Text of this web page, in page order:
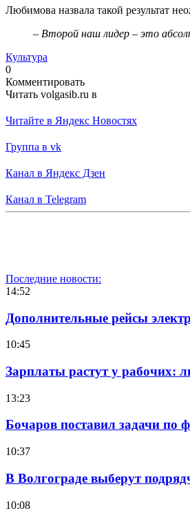
Любимова назвала такой результат
– Второй наш лидер – это
Культура
0
Комментировать
Читать volgasib.ru в
Читайте в Яндекс Новостях
Группа в vk
Канал в Яндекс Дзен
Канал в Telegram
Последние новости:
14:52
Дополнительные рейсы
10:45
Зарплаты растут у рабочих:
13:23
Бочаров поставил задачи по
10:37
В Волгограде выберут
10:08